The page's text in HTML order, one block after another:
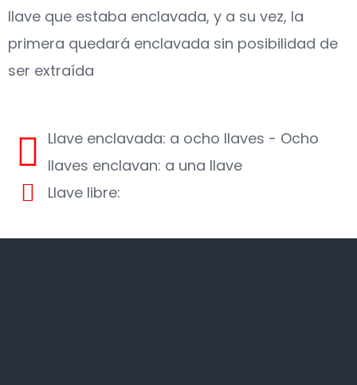
llave que estaba enclavada, y a su vez, la
primera quedará enclavada sin posibilidad de
ser extraída
Llave enclavada: a ocho llaves - Ocho
llaves enclavan: a una llave
Llave libre: